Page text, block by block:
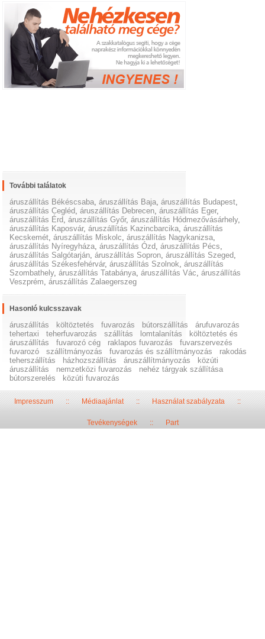
További találatok
áruszállítás Békéscsaba,áruszállítás Baja,áruszállítás Budapest,
áruszállítás Cegléd,áruszállítás Debrecen,áruszállítás Eger,
áruszállítás Érd,áruszállítás Győr,áruszállítás Hódmezővásárhely,
áruszállítás Kaposvár,áruszállítás Kazincbarcika,áruszállítás
Kecskemét,áruszállítás Miskolc,áruszállítás Nagykanizsa,
áruszállítás Nyíregyháza,áruszállítás Ózd,áruszállítás Pécs,
áruszállítás Salgótarján,áruszállítás Sopron,áruszállítás Szeged,
áruszállítás Székesfehérvár,áruszállítás Szolnok,áruszállítás
Szombathely,áruszállítás Tatabánya,áruszállítás Vác,áruszállítás
Veszprém,áruszállítás Zalaegerszeg
Hasonló kulcsszavak
áruszállítás költöztetés fuvarozás bútorszállítás
árufuvarozás
tehertaxi
teherfuvarozás szállítás lomtalanítás
költöztetés és
áruszállítás
fuvarozó cég raklapos fuvarozás
fuvarszervezés
fuvarozó
szállítmányozás fuvarozás és szállítmányozás
rakodás
teherszállítás
házhozszállítás áruszállítmányozás
közúti
áruszállítás
nemzetközi fuvarozás
nehéz tárgyak szállítása
bútorszerelés
közúti fuvarozás
Impresszum::Médiaajánlat::Használat szabályzata::
Tevékenységek:: Part